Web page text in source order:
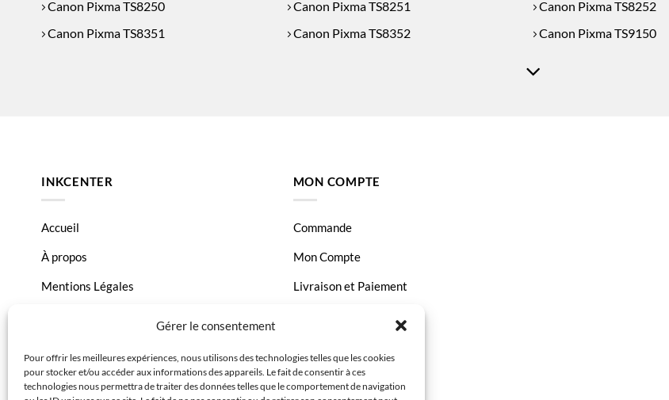
Gérer le consentement
Pour offrir les meilleures expériences, nous utilisons des technologies telles que les cookies
pour stocker et/ou accéder aux informations des appareils. Le fait de consentir à ces
technologies nous permettra de traiter des données telles que le comportement de navigation
Canon Pixma TS8250
Canon Pixma TS8251 Canon Pixma TS8252
Canon Pixma TS8351
Canon Pixma TS8352 Canon Pixma TS9150
INKCENTER
Accueil
À propos
Mentions Légales
Politique de confidentialité
MON COMPTE
Commande
Mon Compte
Livraison et Paiement